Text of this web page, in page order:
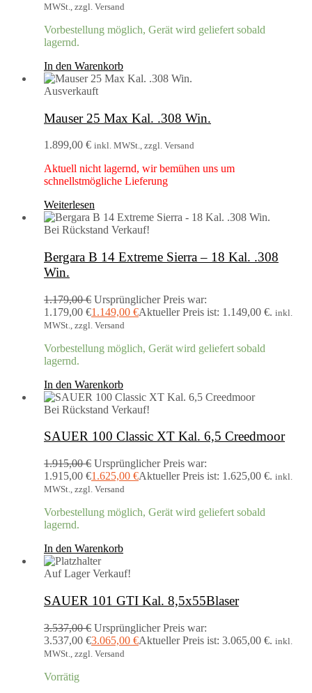
MWSt., zzgl. Versand
Vorbestellung möglich, Gerät wird geliefert sobald
lagernd.
In den Warenkorb
Ausverkauft
Mauser 25 Max Kal. .308 Win.
1.899,00 € inkl. MWSt., zzgl. Versand
Aktuell nicht lagernd, wir bemühen uns um
schnellstmögliche Lieferung
Weiterlesen
Bei Rückstand Verkauf!
Bergara B 14 Extreme Sierra – 18 Kal. .308
Win.
1.179,00€ Ursprünglicher Preis war:
1.179,00 €1.149,00 €Aktueller Preis ist: 1.149,00 €. inkl.
MWSt., zzgl. Versand
Vorbestellung möglich, Gerät wird geliefert sobald
lagernd.
In den Warenkorb
Bei Rückstand Verkauf!
SAUER 100 Classic XT Kal. 6,5 Creedmoor
1.915,00€ Ursprünglicher Preis war:
1.915,00 €1.625,00 €Aktueller Preis ist: 1.625,00 €. inkl.
MWSt., zzgl. Versand
Vorbestellung möglich, Gerät wird geliefert sobald
lagernd.
In den Warenkorb
Auf Lager Verkauf!
SAUER 101 GTI Kal. 8,5x55Blaser
3.537,00€ Ursprünglicher Preis war:
3.537,00 €3.065,00 €Aktueller Preis ist: 3.065,00 €. inkl.
MWSt., zzgl. Versand
Vorrätig